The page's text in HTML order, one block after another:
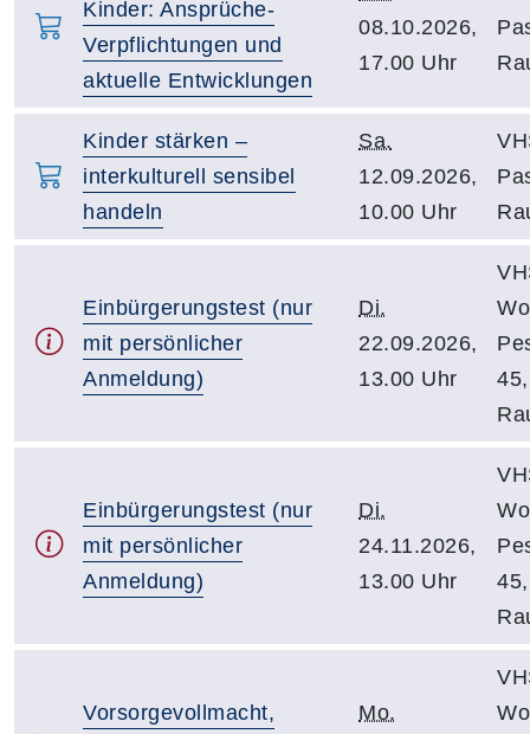
Kinder: Ansprüche-
Verpflichtungen und
aktuelle Entwicklungen
08.10.2026,
17.00 Uhr
Kinder stärken –
interkulturell sensibel
handeln
Sa.
12.09.2026,
10.00 Uhr
Einbürgerungstest (nur
mit persönlicher
Anmeldung)
Di.
22.09.2026,
13.00 Uhr
Einbürgerungstest (nur
mit persönlicher
Anmeldung)
Di.
24.11.2026,
13.00 Uhr
Vorsorgevollmacht,
Mo.